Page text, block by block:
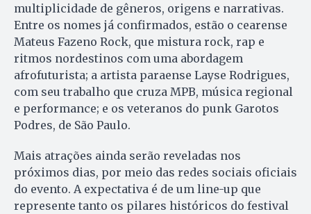
multiplicidade de gêneros, origens e narrativas.
Entre os nomes já confirmados, estão o cearense
Mateus Fazeno Rock, que mistura rock, rap e
ritmos nordestinos com uma abordagem
afrofuturista; a artista paraense Layse Rodrigues,
com seu trabalho que cruza MPB, música regional
e performance; e os veteranos do punk Garotos
Podres, de São Paulo.
Mais atrações ainda serão reveladas nos
próximos dias, por meio das redes sociais oficiais
do evento. A expectativa é de um line-up que
represente tanto os pilares históricos do festival